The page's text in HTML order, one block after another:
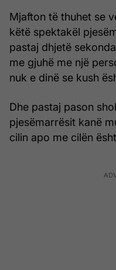
Mjafton të thuhet se
këtë spektakël
pastaj dhjetë
me gjuhë me një
nuk e dinë se kush
Dhe pastaj pason
pjesëmarrësit kanë
cilin apo me cilën